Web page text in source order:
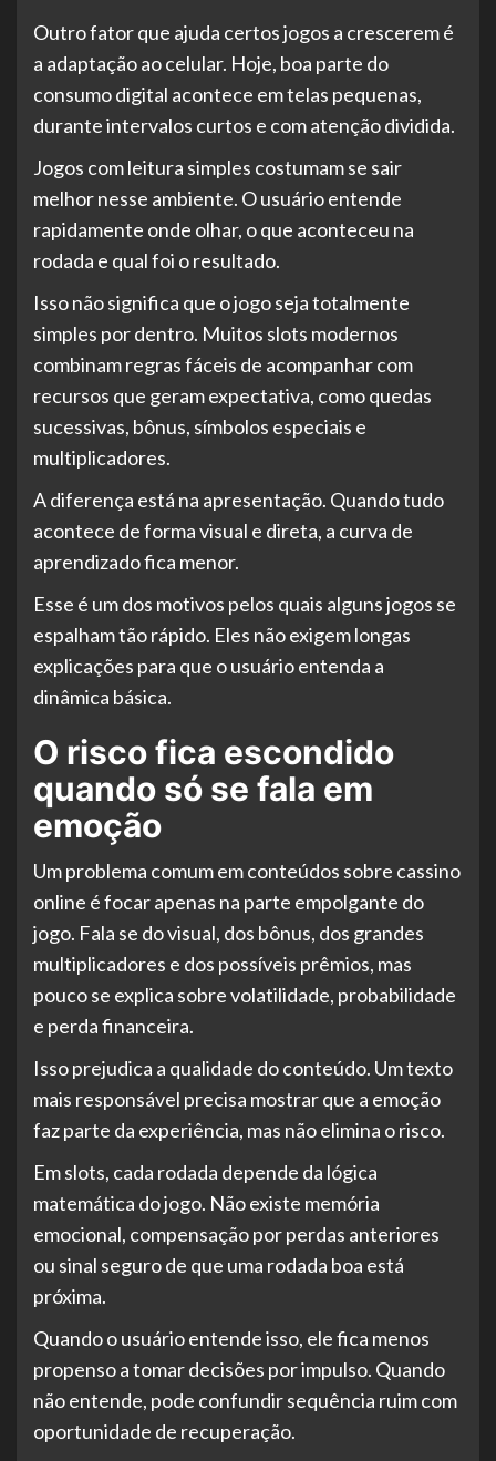
Outro fator que ajuda certos jogos a crescerem é
a adaptação ao celular. Hoje, boa parte do
consumo digital acontece em telas pequenas,
durante intervalos curtos e com atenção dividida.
Jogos com leitura simples costumam se sair
melhor nesse ambiente. O usuário entende
rapidamente onde olhar, o que aconteceu na
rodada e qual foi o resultado.
Isso não significa que o jogo seja totalmente
simples por dentro. Muitos slots modernos
combinam regras fáceis de acompanhar com
recursos que geram expectativa, como quedas
sucessivas, bônus, símbolos especiais e
multiplicadores.
A diferença está na apresentação. Quando tudo
acontece de forma visual e direta, a curva de
aprendizado fica menor.
Esse é um dos motivos pelos quais alguns jogos se
espalham tão rápido. Eles não exigem longas
explicações para que o usuário entenda a
dinâmica básica.
O risco fica escondido
quando só se fala em
emoção
Um problema comum em conteúdos sobre cassino
online é focar apenas na parte empolgante do
jogo. Fala se do visual, dos bônus, dos grandes
multiplicadores e dos possíveis prêmios, mas
pouco se explica sobre volatilidade, probabilidade
e perda financeira.
Isso prejudica a qualidade do conteúdo. Um texto
mais responsável precisa mostrar que a emoção
faz parte da experiência, mas não elimina o risco.
Em slots, cada rodada depende da lógica
matemática do jogo. Não existe memória
emocional, compensação por perdas anteriores
ou sinal seguro de que uma rodada boa está
próxima.
Quando o usuário entende isso, ele fica menos
propenso a tomar decisões por impulso. Quando
não entende, pode confundir sequência ruim com
oportunidade de recuperação.